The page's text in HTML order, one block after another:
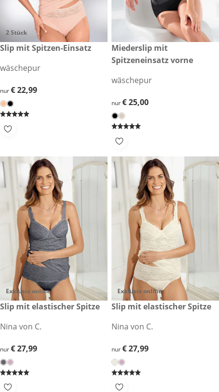
2 Stück
€ 22,99
Slip mit Spitzen-Einsatz
wäschepur
€ 22,99
nur€ 22,99
€ 25,00
Miederslip mit
Spitzeneinsatz vorne
wäschepur
€ 25,00
nur€ 25,00
Exklusiv online
€ 27,99
Slip mit elastischer Spitze
Nina von C.
€ 27,99
nur€ 27,99
Exklusiv online
€ 27,99
Slip mit elastischer Spitze
Nina von C.
€ 27,99
nur€ 27,99